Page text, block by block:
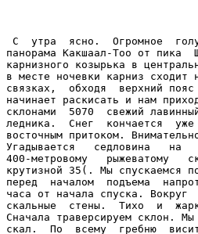
С  утра  ясно.  Огромное
панорама Какшаал-Тоо от пика
карнизного козырька в
в месте ночевки карниз
связках,  обходя  верхний
начинает раскисать и нам
склонами  5070  свежий
ледника.  Снег  кончается
восточным притоком.
Угадывается   седловина   на
400-метровому   рыжеватому
крутизной 35(. Мы спускаемся
перед  началом  подъема
часа от начала спуска. Вокруг
скальные  стены.  Тихо  и
Сначала траверсируем склон.
скал.  По  всему  гребню